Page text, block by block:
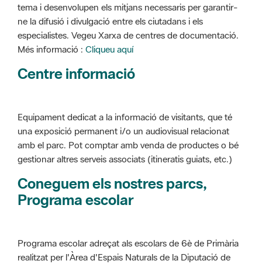
tema i desenvolupen els mitjans necessaris per garantir-
ne la difusió i divulgació entre els ciutadans i els
especialistes. Vegeu Xarxa de centres de documentació.
Més informació : Cliqueu aquí
Centre informació
Equipament dedicat a la informació de visitants, que té
una exposició permanent i/o un audiovisual relacionat
amb el parc. Pot comptar amb venda de productes o bé
gestionar altres serveis associats (itineratis guiats, etc.)
Coneguem els nostres parcs,
Programa escolar
Programa escolar adreçat als escolars de 6è de Primària
realitzat per l'Àrea d'Espais Naturals de la Diputació de